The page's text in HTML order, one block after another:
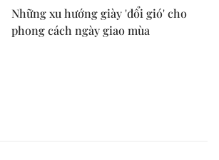
Những xu hướng giày 'đổi gió' cho
phong cách ngày giao mùa